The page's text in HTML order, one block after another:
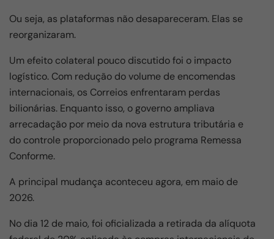
Ou seja, as plataformas não desapareceram. Elas se
reorganizaram.
Um efeito colateral pouco discutido foi o impacto
logístico. Com redução do volume de encomendas
internacionais, os Correios enfrentaram perdas
bilionárias. Enquanto isso, o governo ampliava
arrecadação por meio da nova estrutura tributária e
do controle proporcionado pelo programa Remessa
Conforme.
A principal mudança aconteceu agora, em maio de
2026.
No dia 12 de maio, foi oficializada a retirada da alíquota